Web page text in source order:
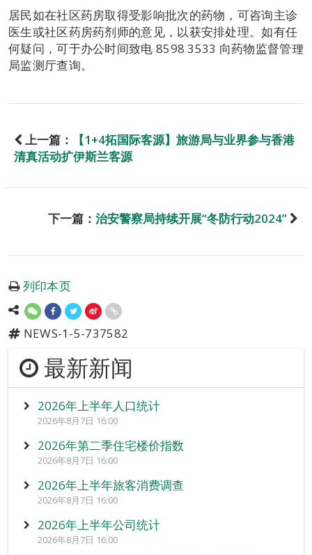
居民如在社区药房取得受影响批次的药物，可咨询主诊
医生或社区药房药剂师的意见，以获安排处理。如有任
何疑问，可于办公时间致电 8598 3533 向药物监督管理
局监测厅查询。
上一篇：
【1+4拓国际客源】旅游局与业界参与香港
清真活动扩伊斯兰客源
下一篇： 治安警察局持续开展“冬防行动2024”
列印本页
NEWS-1-5-737582
最新新闻
2026年上半年人口统计
2026年8月7日 16:00
2026年第二季住宅楼价指数
2026年8月7日 16:00
2026年上半年旅客消费调查
2026年8月7日 16:00
2026年上半年公司统计
2026年8月7日 16:00